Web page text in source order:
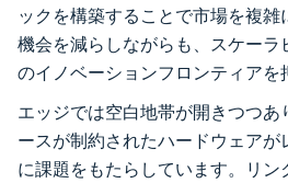
ックを構築することで市場を複
機会を減らしながらも、スケー
のイノベーションフロンティアを
エッジでは空白地帯が開きつつあ
ースが制約されたハードウェアが
に課題をもたらしています。リ